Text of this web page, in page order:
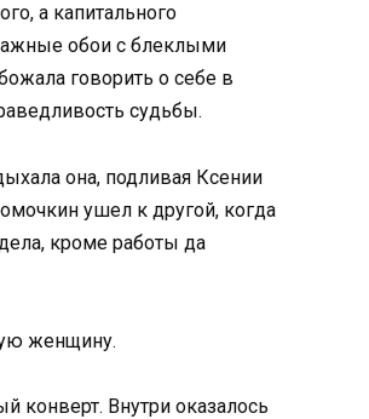
а капитального
обои с блеклыми
говорить о себе в
судьбы.
она, подливая Ксении
ушел к другой, когда
кроме работы да
женщину.
конверт. Внутри оказалось